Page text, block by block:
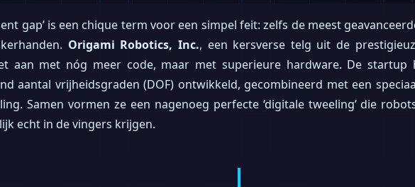
gap’ is een chique term voor een simpel feit: zelfs de meest
Origami Robotics, Inc., een kersverse telg uit de
aan met nóg meer code, maar met superieure hardware. De
aantal vrijheidsgraden (DOF) ontwikkeld, gecombineerd met een
Samen vormen ze een nagenoeg perfecte ‘digitale tweeling’ die
echt in de vingers krijgen.